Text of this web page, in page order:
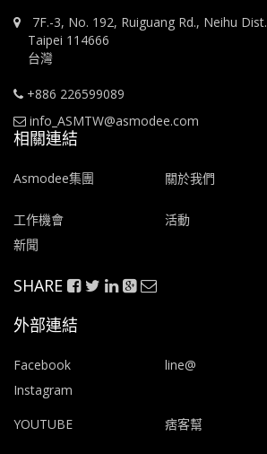
7F.-3, No. 192, Ruiguang Rd., Neihu Dist.
Taipei 114666
台灣
+886 226599089
info_ASMTW@asmodee.com
相關連結
Asmodee集團 關於我們
工作機會
活動
新聞
SHARE
外部連結
Facebook
line@
Instagram
YOUTUBE
痞客幫